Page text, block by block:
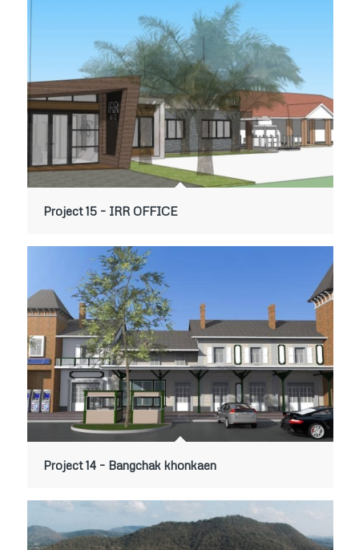
Project 15 – IRR OFFICE
Project 14 – Bangchak khonkaen